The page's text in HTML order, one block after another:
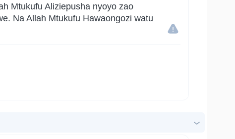
Mtukufu Aliziepusha nyoyo zao
Na Allah Mtukufu Hawaongozi watu